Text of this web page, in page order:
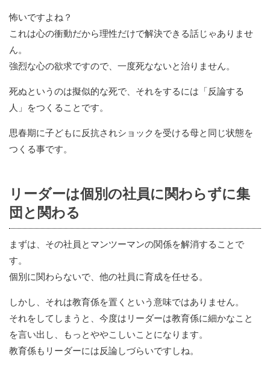
怖いですよね？
これは心の衝動だから理性だけで解決できる話じゃありませ
ん。
強烈な心の欲求ですので、一度死なないと治りません。
死ぬというのは擬似的な死で、それをするには「反論する
人」をつくることです。
思春期に子どもに反抗されショックを受ける母と同じ状態を
つくる事です。
リーダーは個別の社員に関わらずに集
団と関わる
まずは、その社員とマンツーマンの関係を解消することで
す。
個別に関わらないで、他の社員に育成を任せる。
しかし、それは教育係を置くという意味ではありません。
それをしてしまうと、今度はリーダーは教育係に細かなこと
を言い出し、もっとややこしいことになります。
教育係もリーダーには反論しづらいですしね。